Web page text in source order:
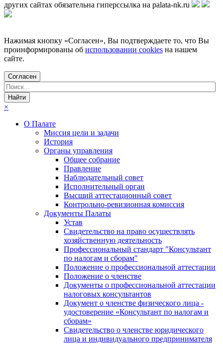
других сайтах обязательна гиперссылка на palata-nk.ru
Нажимая кнопку «Согласен», Вы подтверждаете то, что Вы
проинформированы об использовании cookies на нашем
сайте.
Согласен
×
О Палате
Миссия цели и задачи
История
Органы управления
Общее собрание
Правление
Наблюдательный совет
Исполнительный орган
Высший аттестационный совет
Контрольно-ревизионная комиссия
Документы Палаты
Устав
Свидетельство на право осуществлять
хозяйственную деятельность
Профессиональный стандарт "Консультант
по налогам и сборам"
Положение о профессиональной аттестации
Положение о членстве
Документы о профессиональной аттестации
налоговых консультантов
Документ о членстве физического лица -
удостоверение «Консультант по налогам и
сборам»
Свидетельство о членстве юридического
лица и индивидуального предпринимателя